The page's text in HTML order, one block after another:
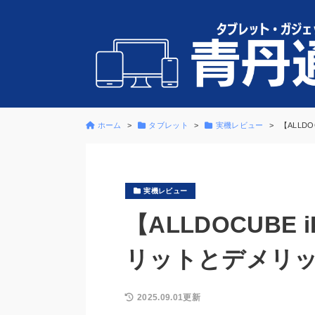
ホーム タブレット 実機レビュー 【
実機レビュー
【ALLDOCUBE
リットとデメリ
2025.09.01更新